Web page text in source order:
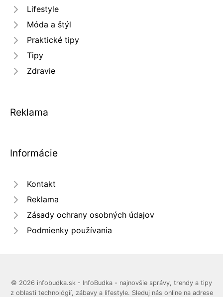
Lifestyle
Móda a štýl
Praktické tipy
Tipy
Zdravie
Reklama
Informácie
Kontakt
Reklama
Zásady ochrany osobných údajov
Podmienky používania
© 2026 infobudka.sk - InfoBudka - najnovšie správy, trendy a tipy
z oblasti technológií, zábavy a lifestyle. Sleduj nás online na adrese